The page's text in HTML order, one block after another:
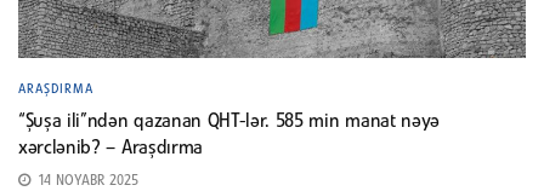
ARAŞDIRMA
“Şuşa ili”ndən qazanan QHT-lər. 585 min manat nəyə
xərclənib? – Araşdırma
14 NOYABR 2025